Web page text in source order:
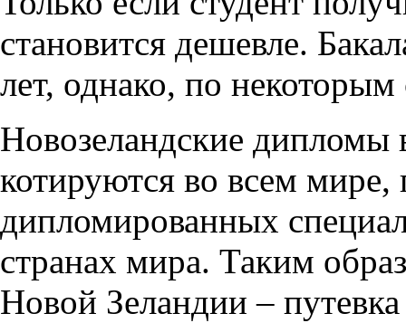
становится дешевле.
лет, однако, по
Новозеландские дипломы
котируются во всем мире,
дипломированных
странах мира. Таким
Новой Зеландии –